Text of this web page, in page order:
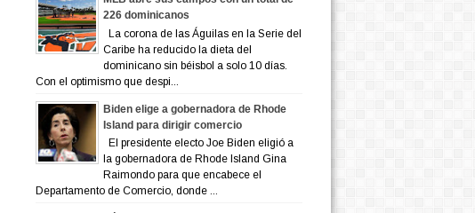
226 dominicanos
La corona de las Águilas en la Serie del
Caribe ha reducido la dieta del
dominicano sin béisbol a solo 10 días.
Con el optimismo que despi...
Biden elige a gobernadora de Rhode
Island para dirigir comercio
El presidente electo Joe Biden eligió a
la gobernadora de Rhode Island Gina
Raimondo para que encabece el
Departamento de Comercio, donde ...